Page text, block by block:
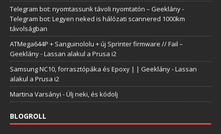
Telegram bot: nyomtassunk távoli nyomtatón – Geeklány-
Telegram bot: Legyen neked is hálózati scannered 1000km
távolságban
ATMega644P + Sanguinololu + új Sprinter firmware // Fail –
Geeklány-Lassan alakul a Prusa i2
Samsung NC10, forrasztópáka és Epoxy | | Geeklány-Lassan
alakul a Prusa i2
Martina Varsányi -Ülj neki, és kódolj
BLOGROLL